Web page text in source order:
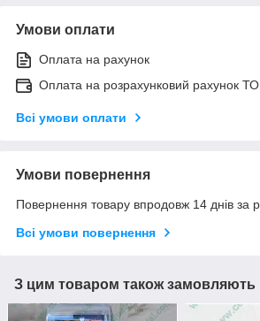
Умови оплати
Оплата на рахунок
Оплата на розрахунковий рахунок
Всі умови оплати
Умови повернення
Повернення товару впродовж 14 днів за
Всі умови повернення
З цим товаром також замовляють